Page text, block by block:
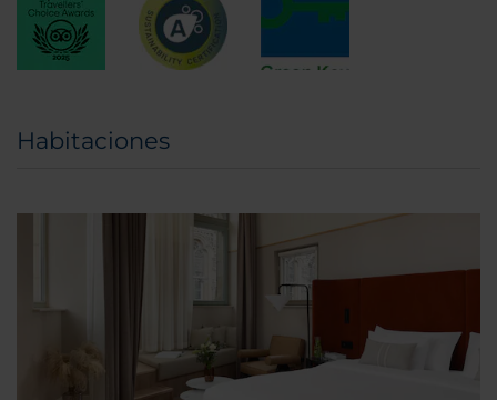
Habitaciones